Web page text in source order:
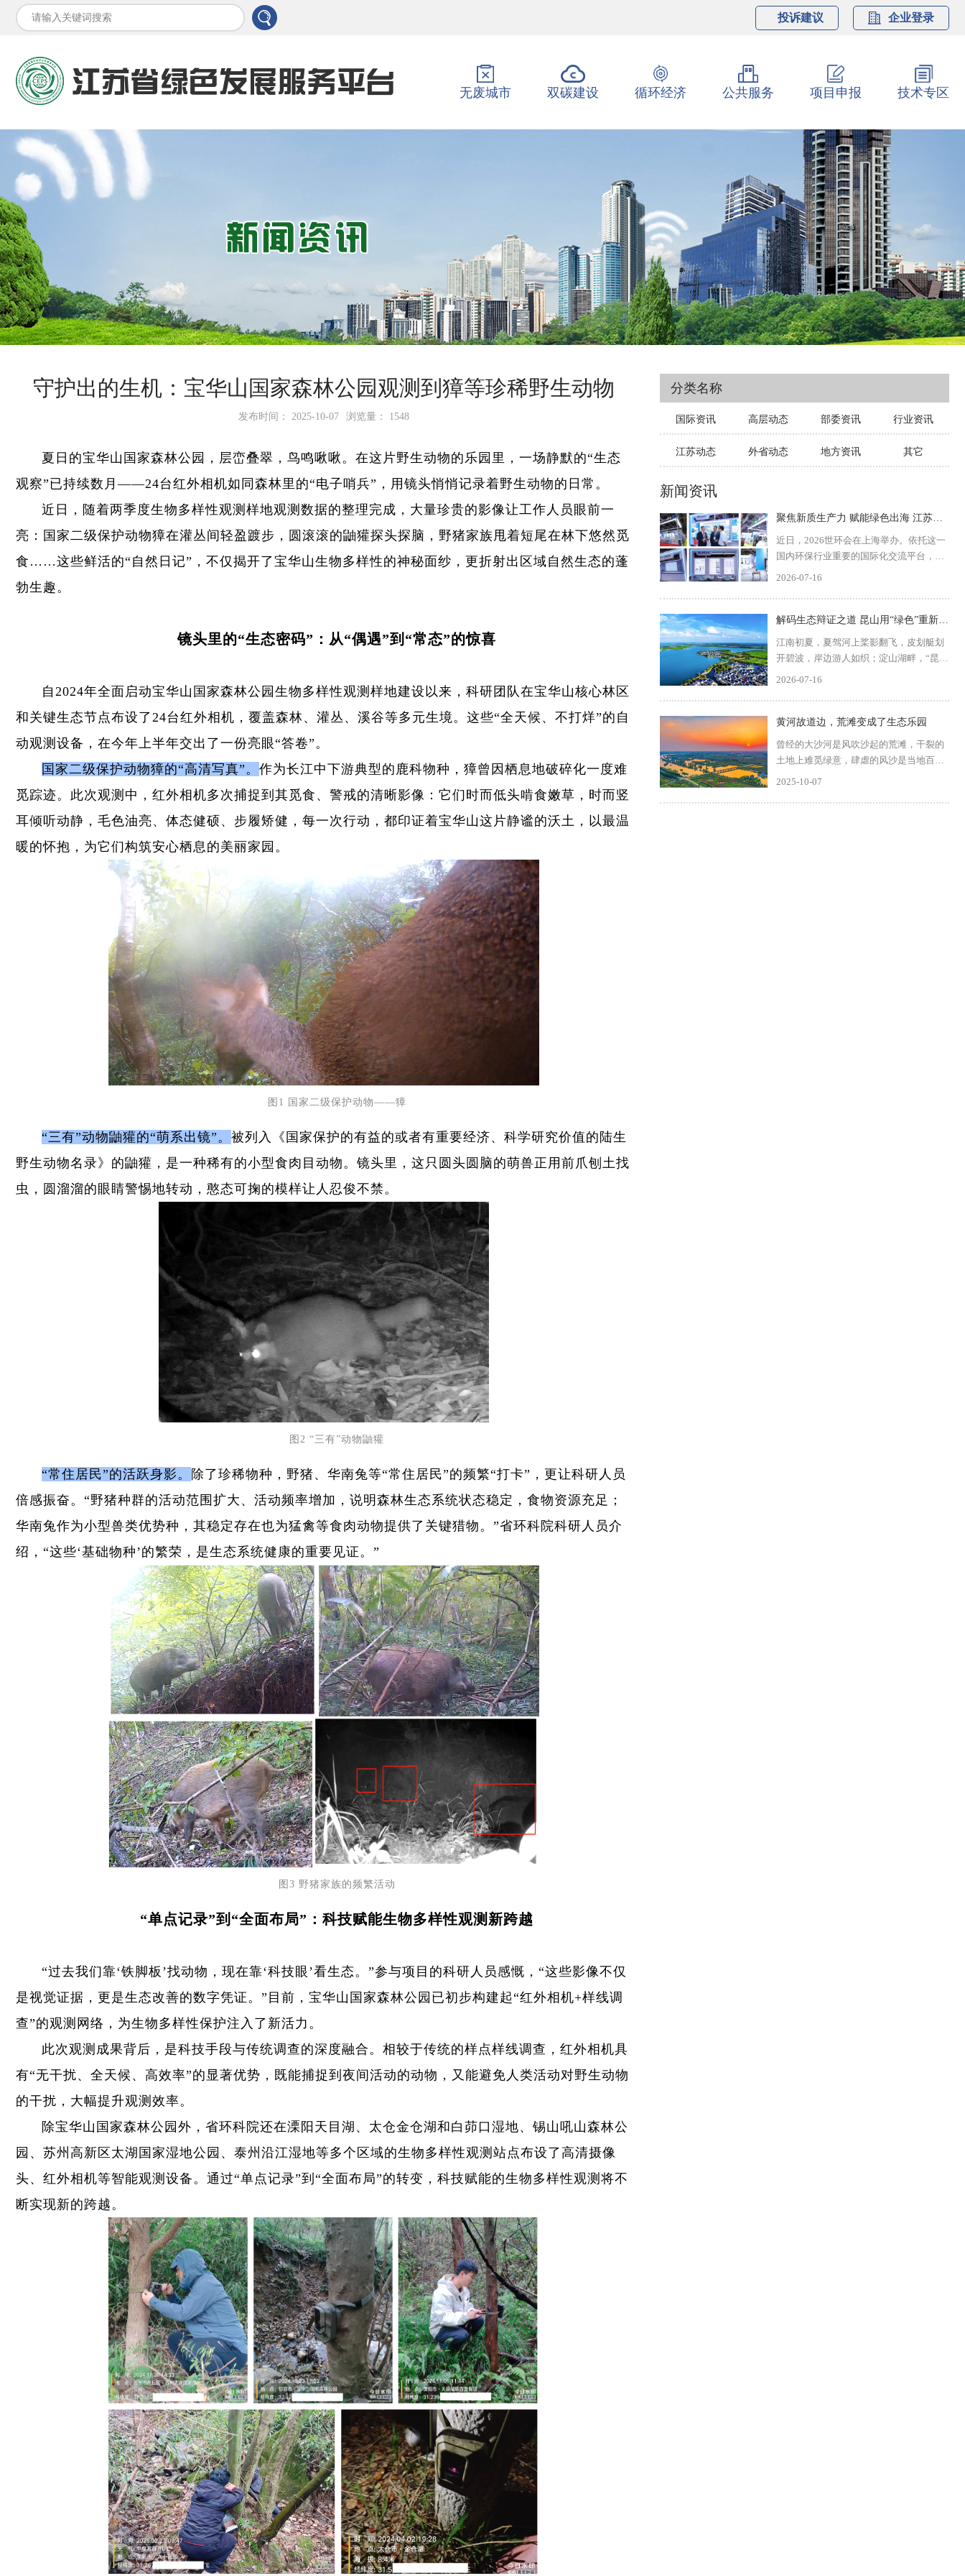
投诉建议 企业登录
无废城市 双碳建设 循环经济 公共服务 项目申报 技术专区
守护出的生机：宝华山国家森林公园观测到獐等珍稀野生动物
发布时间： 2025-10-07 浏览量： 1548
夏日的宝华山国家森林公园，层峦叠翠，鸟鸣啾啾。在这片野生动物的乐园里，一场静默的“生态
观察”已持续数月——24台红外相机如同森林里的“电子哨兵”，用镜头悄悄记录着野生动物的日常。
近日，随着两季度生物多样性观测样地观测数据的整理完成，大量珍贵的影像让工作人员眼前一
亮：国家二级保护动物獐在灌丛间轻盈踱步，圆滚滚的鼬獾探头探脑，野猪家族甩着短尾在林下悠然觅
食……这些鲜活的“自然日记”，不仅揭开了宝华山生物多样性的神秘面纱，更折射出区域自然生态的蓬
勃生趣。
镜头里的“生态密码”：从“偶遇”到“常态”的惊喜
自2024年全面启动宝华山国家森林公园生物多样性观测样地建设以来，科研团队在宝华山核心林区
和关键生态节点布设了24台红外相机，覆盖森林、灌丛、溪谷等多元生境。这些“全天候、不打烊”的自
动观测设备，在今年上半年交出了一份亮眼“答卷”。
国家二级保护动物獐的“高清写真”。 作为长江中下游典型的鹿科物种，獐曾因栖息地破碎化一度难
觅踪迹。此次观测中，红外相机多次捕捉到其觅食、警戒的清晰影像：它们时而低头啃食嫩草，时而竖
耳倾听动静，毛色油亮、体态健硕、步履矫健，每一次行动，都印证着宝华山这片静谧的沃土，以最温
暖的怀抱，为它们构筑安心栖息的美丽家园。
图1 国家二级保护动物——獐
“三有”动物鼬獾的“萌系出镜”。 被列入《国家保护的有益的或者有重要经济、科学研究价值的陆生
野生动物名录》的鼬獾，是一种稀有的小型食肉目动物。镜头里，这只圆头圆脑的萌兽正用前爪刨土找
虫，圆溜溜的眼睛警惕地转动，憨态可掬的模样让人忍俊不禁。
图2 “三有”动物鼬獾
“常住居民”的活跃身影。
除了珍稀物种，野猪、华南兔等“常住居民”的频繁“打卡”，更让科研人员
倍感振奋。“野猪种群的活动范围扩大、活动频率增加，说明森林生态系统状态稳定，食物资源充足；
华南兔作为小型兽类优势种，其稳定存在也为猛禽等食肉动物提供了关键猎物。”省环科院科研人员介
绍，“这些‘基础物种’的繁荣，是生态系统健康的重要见证。”
图3 野猪家族的频繁活动
“单点记录”到“全面布局”：科技赋能生物多样性观测新跨越
“过去我们靠‘铁脚板’找动物，现在靠‘科技眼’看生态。”参与项目的科研人员感慨，“这些影像不仅
是视觉证据，更是生态改善的数字凭证。”目前，宝华山国家森林公园已初步构建起“红外相机+样线调
查”的观测网络，为生物多样性保护注入了新活力。
此次观测成果背后，是科技手段与传统调查的深度融合。相较于传统的样点样线调查，红外相机具
有“无干扰、全天候、高效率”的显著优势，既能捕捉到夜间活动的动物，又能避免人类活动对野生动物
的干扰，大幅提升观测效率。
除宝华山国家森林公园外，省环科院还在溧阳天目湖、太仓金仓湖和白茆口湿地、锡山吼山森林公
园、苏州高新区太湖国家湿地公园、泰州沿江湿地等多个区域的生物多样性观测站点布设了高清摄像
头、红外相机等智能观测设备。通过“单点记录”到“全面布局”的转变，科技赋能的生物多样性观测将不
断实现新的跨越。
分类名称
国际资讯 高层动态 部委资讯 行业资讯
江苏动态 外省动态 地方资讯 其它
新闻资讯
聚焦新质生产力 赋能绿色出海 江苏环保产业组团亮相2026世环会
近日，2026世环会在上海举办。依托这一
国内环保行业重要的国际化交流平台，江
苏省环保产业研究会、江苏省环境保护产
集中展示区域环...
2026-07-16
解码生态辩证之道 昆山用“绿色”重新定义城市
江南初夏，夏驾河上桨影翻飞，皮划艇划
开碧波，岸边游人如织；淀山湖畔，“昆山
之链”串起田园与古镇，骑行者的笑声散落
动化生产线。这里...
2026-07-16
黄河故道边，荒滩变成了生态乐园
曾经的大沙河是风吹沙起的荒滩，干裂的
土地上难觅绿意，肆虐的风沙是当地百姓
记忆中挥之不去的底色。而如今，沿着河
2025-10-07